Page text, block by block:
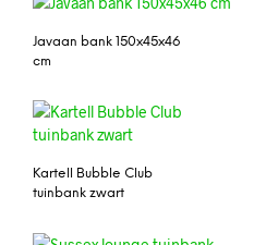
Javaan bank 150x45x46
cm
Kartell Bubble Club
tuinbank zwart